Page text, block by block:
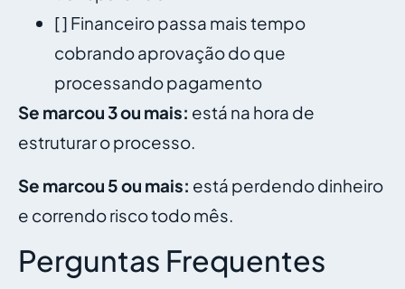
[ ] Financeiro passa mais tempo
cobrando aprovação do que
processando pagamento
Se marcou 3 ou mais: está na hora de
estruturar o processo.
Se marcou 5 ou mais: está perdendo dinheiro
e correndo risco todo mês.
Perguntas Frequentes